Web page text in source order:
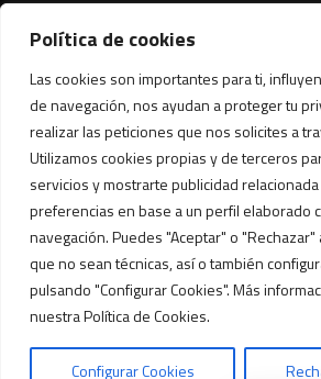
Política de cookies
Las cookies son importantes para ti,
de navegación, nos ayudan a proteger tu
realizar las peticiones que nos solicites a
Utilizamos cookies propias y de terceros
servicios y mostrarte publicidad
preferencias en base a un perfil elaborado
navegación. Puedes "Aceptar" o
que no sean técnicas, así o también
pulsando "Configurar Cookies". Más
nuestra Política de Cookies.
Configurar Cookies
Ca n'Aurell
Centre
Matadepera
Mura
© Fabra Finques - Tots els